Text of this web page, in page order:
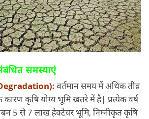
समस्याएं
वर्तमान समय में अधिक तीव्र
कृषि योग्य भूमि खतरे में है| प्रत्येक वर्ष
5 से 7 लाख हेक्टेयर भूमि, निम्नीकृत कृषि